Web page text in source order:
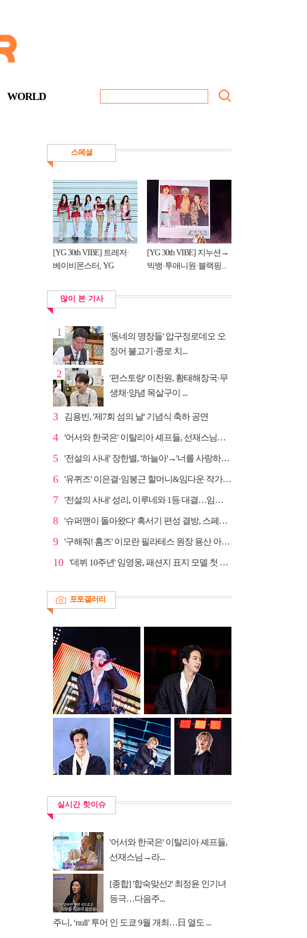
WORLD
스페셜
[YG 30th VIBE] 트레저·
베이비몬스터, YG
[YG 30th VIBE] 지누션→
빅뱅·투애니원·블랙핑...
많이 본 기사
1
'동네의 명장들' 압구정로데오 오
징어 불고기·종로 치...
2
'편스토랑' 이찬원, 황태해장국·무
생채·양념 목살구이 ...
3 김용빈, '제7회 섬의 날' 기념식 축하 공연
4 '어서와 한국은' 이탈리아 셰프들, 선재스님→라연 차도...
5 '전설의 사내' 장한별, '하늘아'→'너를 사랑하고도' 명...
6 '유퀴즈' 이은결·임봉근 할머니&임다운 작가·이승철, '...
7 '전설의 사내' 성리, 이루네와 1등 대결…임영웅 '보금...
8 '슈퍼맨이 돌아왔다' 혹서기 편성 결방, 스페셜 방송
9 '구해줘! 홈즈' 이모란 필라테스 원장 용산 아파트 방...
10 '데뷔 10주년' 임영웅, 패션지 표지 모델 첫 도전
포토갤러리
실시간 핫이슈
'어서와 한국은' 이탈리아 셰프들,
선재스님→라...
[종합] '합숙맞선2' 최정윤 인기녀
등극…다음주...
주니, ‘null’ 투어 인 도쿄 9월 개최…日 열도 ...